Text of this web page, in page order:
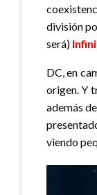
división
será)
DC, en
origen. Y
además
viendo